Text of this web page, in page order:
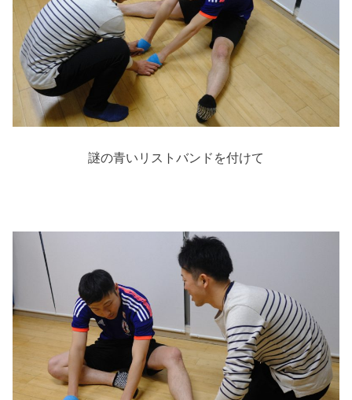
謎の青いリストバンドを付けて